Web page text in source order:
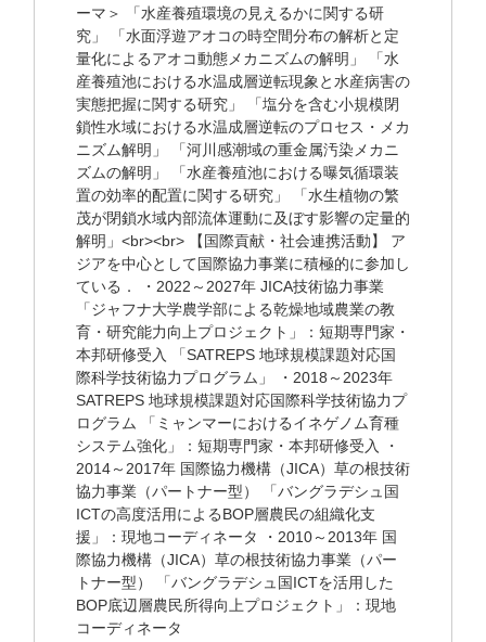
ーマ＞ 「水産養殖環境の見えるかに関する研
究」 「水面浮遊アオコの時空間分布の解析と定
量化によるアオコ動態メカニズムの解明」 「水
産養殖池における水温成層逆転現象と水産病害の
実態把握に関する研究」 「塩分を含む小規模閉
鎖性水域における水温成層逆転のプロセス・メカ
ニズム解明」 「河川感潮域の重金属汚染メカニ
ズムの解明」 「水産養殖池における曝気循環装
置の効率的配置に関する研究」 「水生植物の繁
茂が閉鎖水域内部流体運動に及ぼす影響の定量的
解明」<br><br> 【国際貢献・社会連携活動】 ア
ジアを中心として国際協力事業に積極的に参加し
ている． ・2022～2027年 JICA技術協力事業
「ジャフナ大学農学部による乾燥地域農業の教
育・研究能力向上プロジェクト」：短期専門家・
本邦研修受入 「SATREPS 地球規模課題対応国
際科学技術協力プログラム」 ・2018～2023年
SATREPS 地球規模課題対応国際科学技術協力プ
ログラム 「ミャンマーにおけるイネゲノム育種
システム強化」：短期専門家・本邦研修受入 ・
2014～2017年 国際協力機構（JICA）草の根技術
協力事業（パートナー型） 「バングラデシュ国
ICTの高度活用によるBOP層農民の組織化支
援」：現地コーディネータ ・2010～2013年 国
際協力機構（JICA）草の根技術協力事業（パー
トナー型） 「バングラデシュ国ICTを活用した
BOP底辺層農民所得向上プロジェクト」：現地
コーディネータ